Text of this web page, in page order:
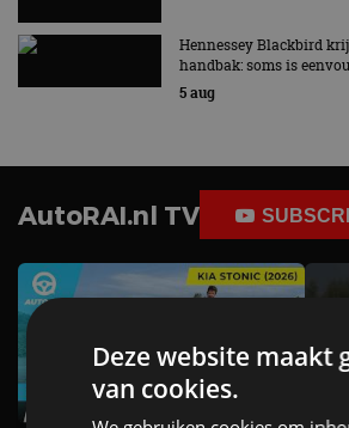
Hennessey Blackbird
handbak: soms is
5 aug
AutoRAI.nl TV
Deze website maakt
van cookies.